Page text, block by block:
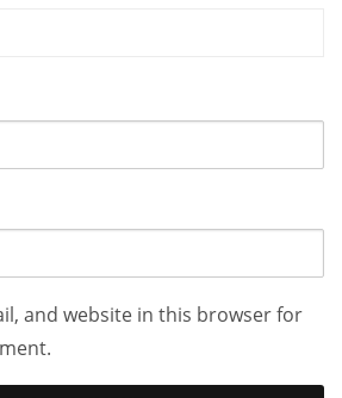
and website in this browser for